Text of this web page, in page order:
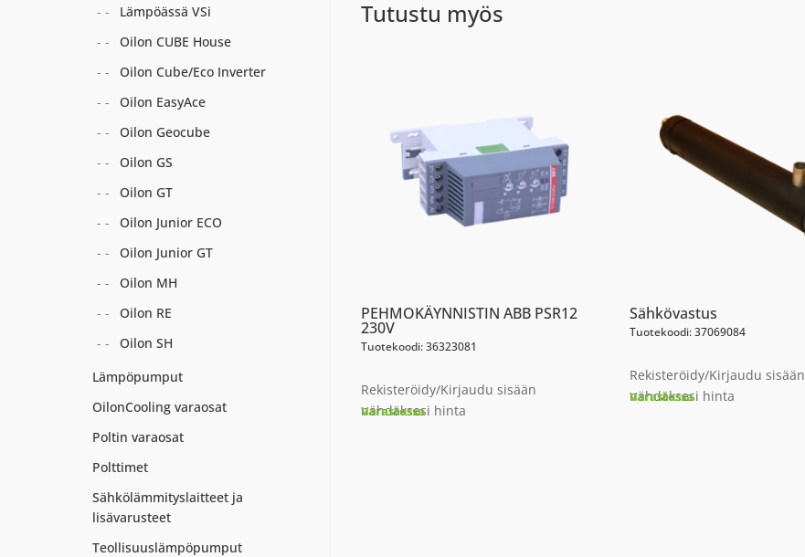
Tutustu myös
PEHMOKÄYNNISTIN ABB PSR12
230V
Tuotekoodi: 36323081
Rekisteröidy/Kirjaudu sisään
nähdäksesi hinta
Varastossa
Sähkövastus
Tuotekoodi: 37069084
Rekisteröidy/Kirjaudu sisään
nähdäksesi hinta
Varastossa
Lämpöässä VSi
Oilon CUBE House
Oilon Cube/Eco Inverter
Oilon EasyAce
Oilon Geocube
Oilon GS
Oilon GT
Oilon Junior ECO
Oilon Junior GT
Oilon MH
Oilon RE
Oilon SH
Lämpöpumput
OilonCooling varaosat
Poltin varaosat
Polttimet
Sähkölämmityslaitteet ja
lisävarusteet
Teollisuuslämpöpumput